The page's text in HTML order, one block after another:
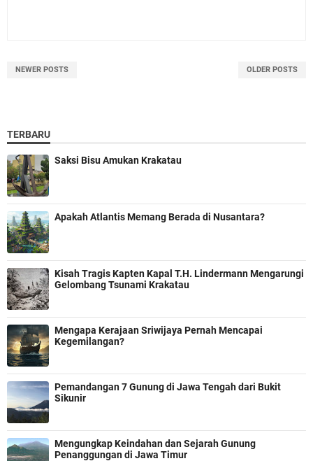
NEWER POSTS OLDER POSTS
TERBARU
Saksi Bisu Amukan Krakatau
Apakah Atlantis Memang Berada di Nusantara?
Kisah Tragis Kapten Kapal T.H. Lindermann Mengarungi
Gelombang Tsunami Krakatau
Mengapa Kerajaan Sriwijaya Pernah Mencapai
Kegemilangan?
Pemandangan 7 Gunung di Jawa Tengah dari Bukit
Sikunir
Mengungkap Keindahan dan Sejarah Gunung
Penanggungan di Jawa Timur